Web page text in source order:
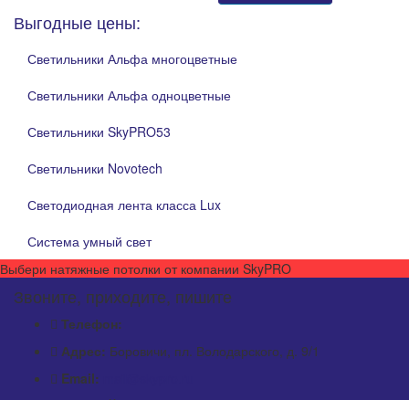
Выгодные цены:
Светильники Альфа многоцветные
Светильники Альфа одноцветные
Светильники SkyPRO53
Светильники Novotech
Светодиодная лента класса Lux
Система умный свет
Выбери натяжные потолки от компании SkyPRO
Звоните, приходите, пишите
Телефон:
Адрес: Боровичи, пл. Володарского, д. 9/1
Email: